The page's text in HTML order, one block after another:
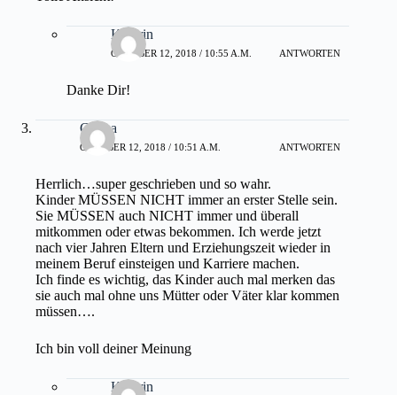
Kathrin
OKTOBER 12, 2018 / 10:55 A.M. ANTWORTEN
Danke Dir!
Carina
OKTOBER 12, 2018 / 10:51 A.M. ANTWORTEN
Herrlich…super geschrieben und so wahr.
Kinder MÜSSEN NICHT immer an erster Stelle sein.
Sie MÜSSEN auch NICHT immer und überall
mitkommen oder etwas bekommen. Ich werde jetzt
nach vier Jahren Eltern und Erziehungszeit wieder in
meinem Beruf einsteigen und Karriere machen.
Ich finde es wichtig, das Kinder auch mal merken das
sie auch mal ohne uns Mütter oder Väter klar kommen
müssen….
Ich bin voll deiner Meinung
Kathrin